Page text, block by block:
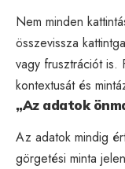
Nem minden
összevissza
vagy frusztrációt is.
kontextusát és
„Az adatok
Az adatok mindig
görgetési minta